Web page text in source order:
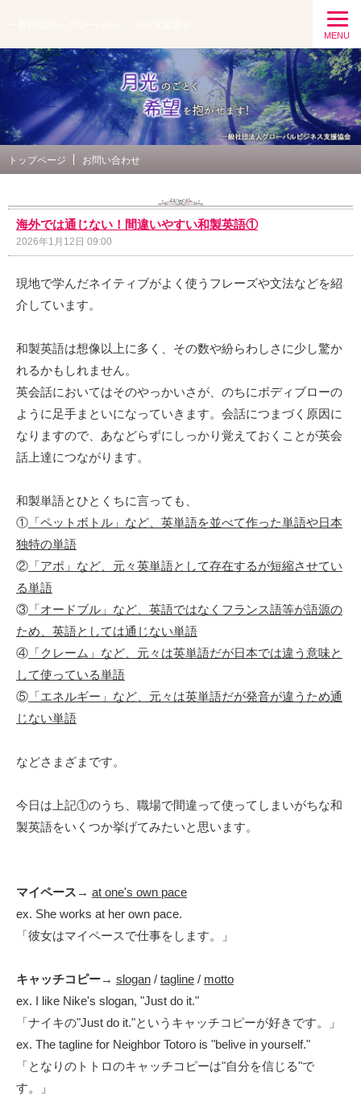
MENU
トップページ お問い合わせ
海外では通じない！間違いやすい和製英語①
2026年1月12日 09:00
現地で学んだネイティブがよく使うフレーズや文法などを紹
介しています。
和製英語は想像以上に多く、その数や紛らわしさに少し驚か
れるかもしれません。
英会話においてはそのやっかいさが、のちにボディブローの
ように足手まといになっていきます。会話につまづく原因に
なりますので、あなどらずにしっかり覚えておくことが英会
話上達につながります。
和製単語とひとくちに言っても、
① 「ペットボトル」など、英単語を並べて作った単語や日本
独特の単語
② 「アポ」など、元々英単語として存在するが短縮させてい
る単語
③ 「オードブル」など、英語ではなくフランス語等が語源の
ため、英語としては通じない単語
④ 「クレーム」など、元々は英単語だが日本では違う意味と
して使っている単語
⑤ 「エネルギー」など、元々は英単語だが発音が違うため通
じない単語
などさまざまです。
今日は上記①のうち、職場で間違って使ってしまいがちな和
製英語をいくつか挙げてみたいと思います。
マイペース → at one's own pace
ex. She works at her own pace.
「彼女はマイペースで仕事をします。」
キャッチコピー→ slogan / tagline / motto
ex. I like Nike's slogan, "Just do it."
「ナイキの"Just do it."というキャッチコピーが好きです。」
ex. The tagline for Neighbor Totoro is "belive in yourself."
「となりのトトロのキャッチコピーは"自分を信じる"で
す。」